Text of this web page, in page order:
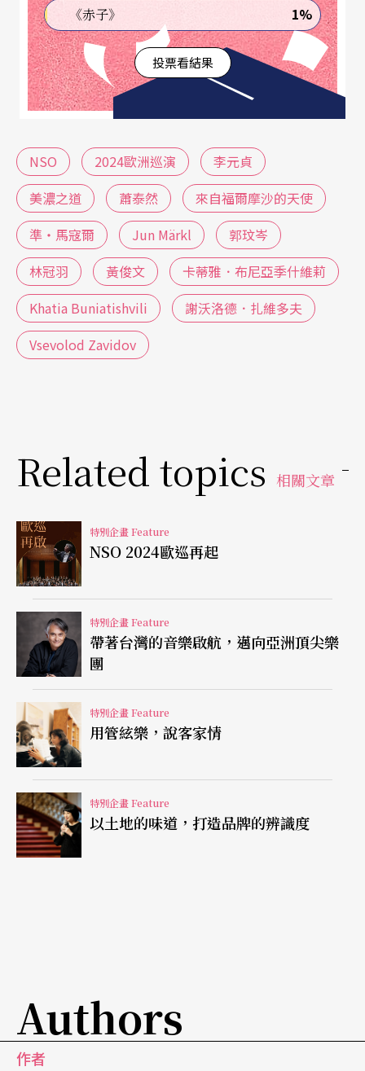
《赤子》 1%
投票看結果
NSO 2024歐洲巡演
李元貞
美濃之道
蕭泰然
來自福爾摩沙的天使
準・馬寇爾
Jun Märkl
郭玟岑
林冠羽
黃俊文
卡蒂雅．布尼亞季什維莉
Khatia Buniatishvili
謝沃洛德．扎維多夫
Vsevolod Zavidov
Related topics 相關文章
特別企畫 Feature
NSO 2024歐巡再起
特別企畫 Feature
帶著台灣的音樂啟航，邁向亞洲頂尖樂
團
特別企畫 Feature
用管絃樂，說客家情
特別企畫 Feature
以土地的味道，打造品牌的辨識度
Authors
作者